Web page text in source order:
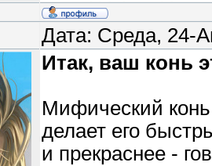
Дата: Среда, 24-
Итак, ваш конь
Мифический
делает его
и прекраснее -